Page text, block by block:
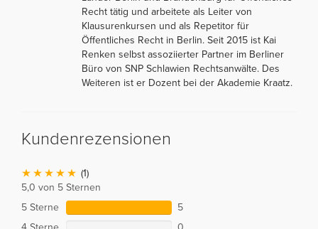
Recht tätig und arbeitete als Leiter von
Klausurenkursen und als Repetitor für
Öffentliches Recht in Berlin. Seit 2015 ist Kai
Renken selbst assoziierter Partner im Berliner
Büro von SNP Schlawien Rechtsanwälte. Des
Weiteren ist er Dozent bei der Akademie Kraatz.
Kundenrezensionen
(1)
5,0 von 5 Sternen
5 Sterne
5